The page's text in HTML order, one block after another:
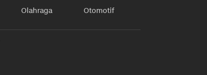
Olahraga Otomotif